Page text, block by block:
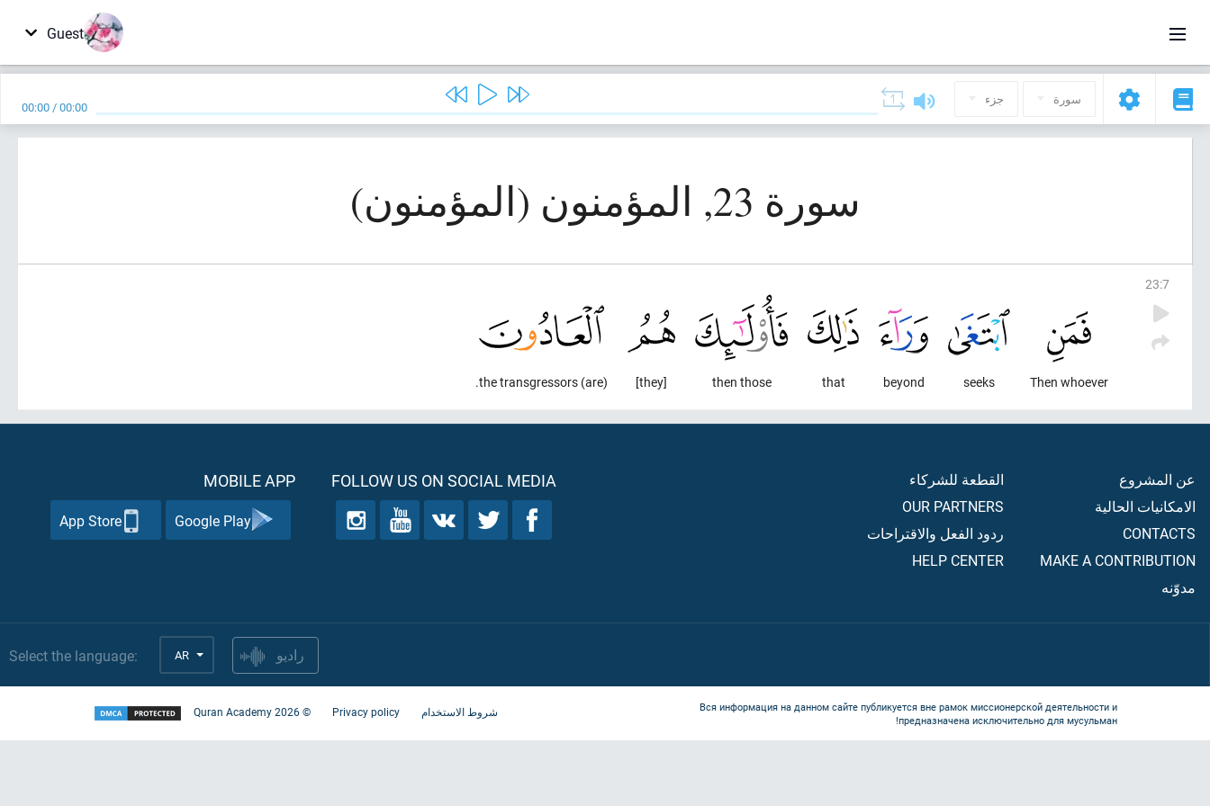
Guest
سورة جزء 00:00 /00:00
سورة 23, المؤمنون (المؤمنون)
23:7
Then whoever
seeks
beyond
that
then those
[they]
(are) the transgressors.
عن المشروع
الامكانيات الحالية
CONTACTS
MAKE A CONTRIBUTION
مدوّنه
القطعة للشركاء
OUR PARTNERS
ردود الفعل والاقتراحات
HELP CENTER
FOLLOW US ON SOCIAL MEDIA
MOBILE APP
Google Play
App Store
Select the language: AR راديو
Вся информация на данном сайте публикуется вне рамок миссионерской деятельности и
предназначена исключительно для мусульман!
شروط الاستخدام Privacy policy
©
2026